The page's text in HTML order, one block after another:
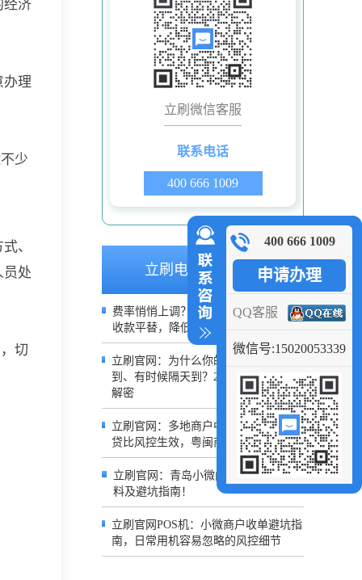
经济
办理
少
、
员处
切
立刷微信客服
联系电话
400 666 1009
立刷电签推荐文章
费率悄悄上调？不用继续吃亏，0.38%
收款平替，降低日常经营成本
立刷官网：为什么你的POS有时候秒
到、有时候隔天到？2026到账规则深度
解密
立刷官网：多地商户中招！银盛POS借
贷比风控生效，粤闽商户交易受限
立刷官网：青岛小微门店办理POS机材
料及避坑指南！
立刷官网POS机：小微商户收单避坑指
南，日常用机容易忽略的风控细节
400 666 1009
申请办理
QQ客服
微信号:15020053339